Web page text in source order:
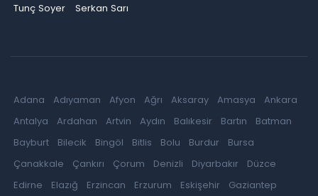
Tunç Soyer
Serkan Sarı
Adana Adıyaman Afyon Ağrı Aksaray Amasya
Ankara
Antalya
Ardahan Artvin Aydın Balıkesir Bartın
Batman
Bayburt
Bilecik Bingöl Bitlis Bolu Burdur
Bursa
Çanakkale
Çankırı Çorum Denizli Diyarbakır
Düzce
Edirne
Elazığ Erzincan Erzurum Eskişehir
Gaziantep